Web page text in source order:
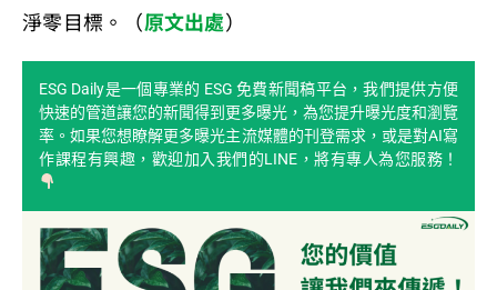
淨零目標。（原文出處）
ESG Daily是一個專業的 ESG 免費新聞稿平台，我們提供方便
快速的管道讓您的新聞得到更多曝光，為您提升曝光度和瀏覽
率。如果您想瞭解更多曝光主流媒體的刊登需求，或是對AI寫
作課程有興趣，歡迎加入我們的LINE，將有專人為您服務！